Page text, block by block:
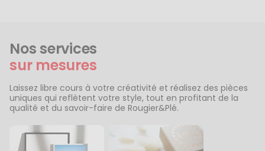
Nos services
sur mesures
Laissez libre cours à votre créativité et réalisez des pièces
uniques qui reflètent votre style, tout en profitant de la
qualité et du savoir-faire de Rougier&Plé.